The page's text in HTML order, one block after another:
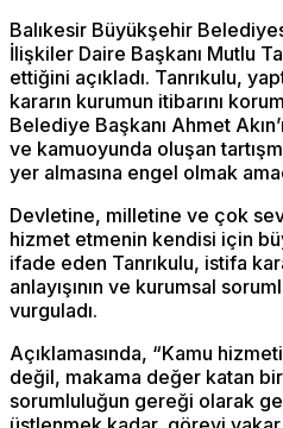
Balıkesir Büyükşehir
İlişkiler Daire Başkanı Mutlu
ettiğini açıkladı. Tanrıkulu,
kararın kurumun itibarını
Belediye Başkanı Ahmet
ve kamuoyunda oluşan
yer almasına engel olmak
Devletine, milletine ve çok
hizmet etmenin kendisi için
ifade eden Tanrıkulu, istifa
anlayışının ve kurumsal
vurguladı.
Açıklamasında, “Kamu
değil, makama değer katan
sorumluluğun gereği olarak